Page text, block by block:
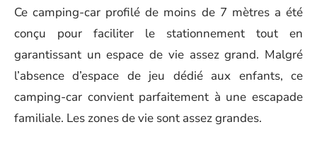
Ce camping-car profilé de moins de 7 mètres a été
conçu pour faciliter le stationnement tout en
garantissant un espace de vie assez grand. Malgré
l’absence d’espace de jeu dédié aux enfants, ce
camping-car convient parfaitement à une escapade
familiale. Les zones de vie sont assez grandes.